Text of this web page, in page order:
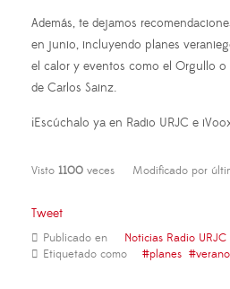
Además, te dejamos
en junio, incluyendo planes
el calor y eventos como el Orgullo o
de Carlos Sainz.
¡Escúchalo ya en Radio URJC e
Visto 1100 veces Modificado por
Tweet
Publicado en
Noticias Radio URJC
Etiquetado como
planes verano